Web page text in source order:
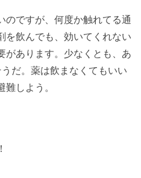
のですが、何度か触れてる通
を飲んでも、効いてくれない
があります。少なくとも、あ
だ。薬は飲まなくてもいい
しよう。